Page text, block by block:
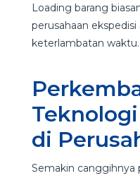
Loading barang
perusahaan
keterlambatan waktu.
di
Semakin